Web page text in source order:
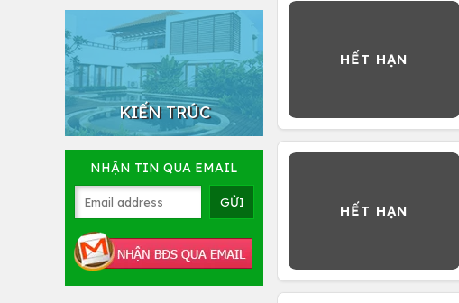
KIẾN TRÚC
NHẬN TIN QUA EMAIL